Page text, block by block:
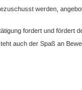
werden,
fordert und fördert
auch der Spaß an